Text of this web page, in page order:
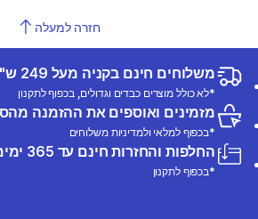
חזרה למעלה
משלוחים חינם בקניה מעל 249 ש"ח
*לא כולל מוצרים כבדים וגדולים, בכפוף לתקנון
מזמינים ואוספים את ההזמנה
*בכפוף למלאי ולמדיניות משלוחים
החלפות והחזרות חינם עד 365 ימים ממועד הרכישה
*בכפוף לתקנון